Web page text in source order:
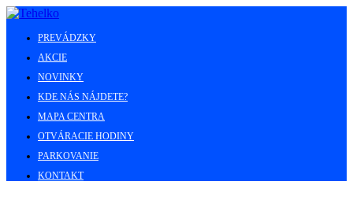
PREVÁDZKY
AKCIE
NOVINKY
KDE NÁS NÁJDETE?
MAPA CENTRA
OTVÁRACIE HODINY
PARKOVANIE
KONTAKT